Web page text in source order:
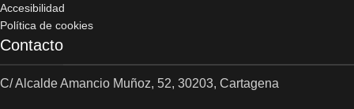
Accesibilidad
Política de cookies
Contacto
C/ Alcalde Amancio Muñoz, 52, 30203, Cartagena